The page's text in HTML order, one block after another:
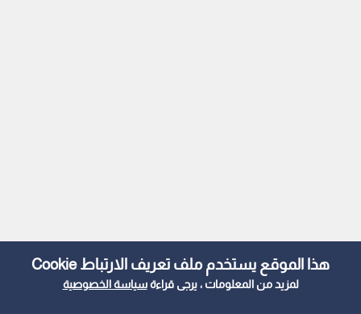
هذا الموقع يستخدم ملف تعريف الارتباط Cookie
لمزيد من المعلومات ، يرجى قراءةسياسة الخصوصية